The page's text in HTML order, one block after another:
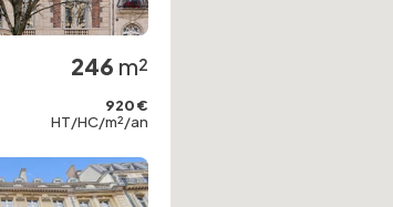
246 m²
920 €
HT/HC/m²/an